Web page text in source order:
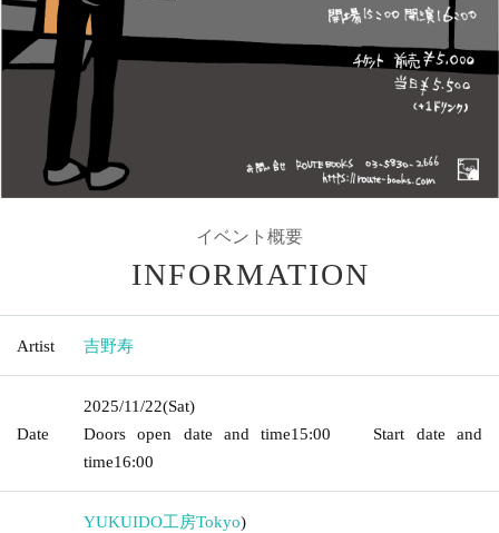
イベント概要
INFORMATION
Artist 吉野寿
Date
2025/11/22(Sat)
Doors open date and time15:00 Start date and
time16:00
YUKUIDO工房Tokyo)